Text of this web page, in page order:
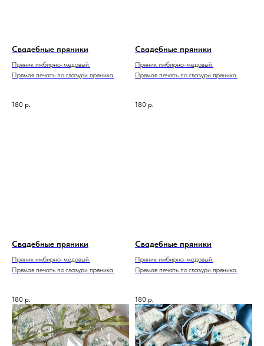
Свадебные пряники
Пряник имбирно-медовый.
Прямая печать по глазури пряника.
180 р.
Свадебные пряники
Пряник имбирно-медовый.
Прямая печать по глазури пряника.
180 р.
Свадебные пряники
Пряник имбирно-медовый.
Прямая печать по глазури пряника.
180 р.
Свадебные пряники
Пряник имбирно-медовый.
Прямая печать по глазури пряника.
180 р.